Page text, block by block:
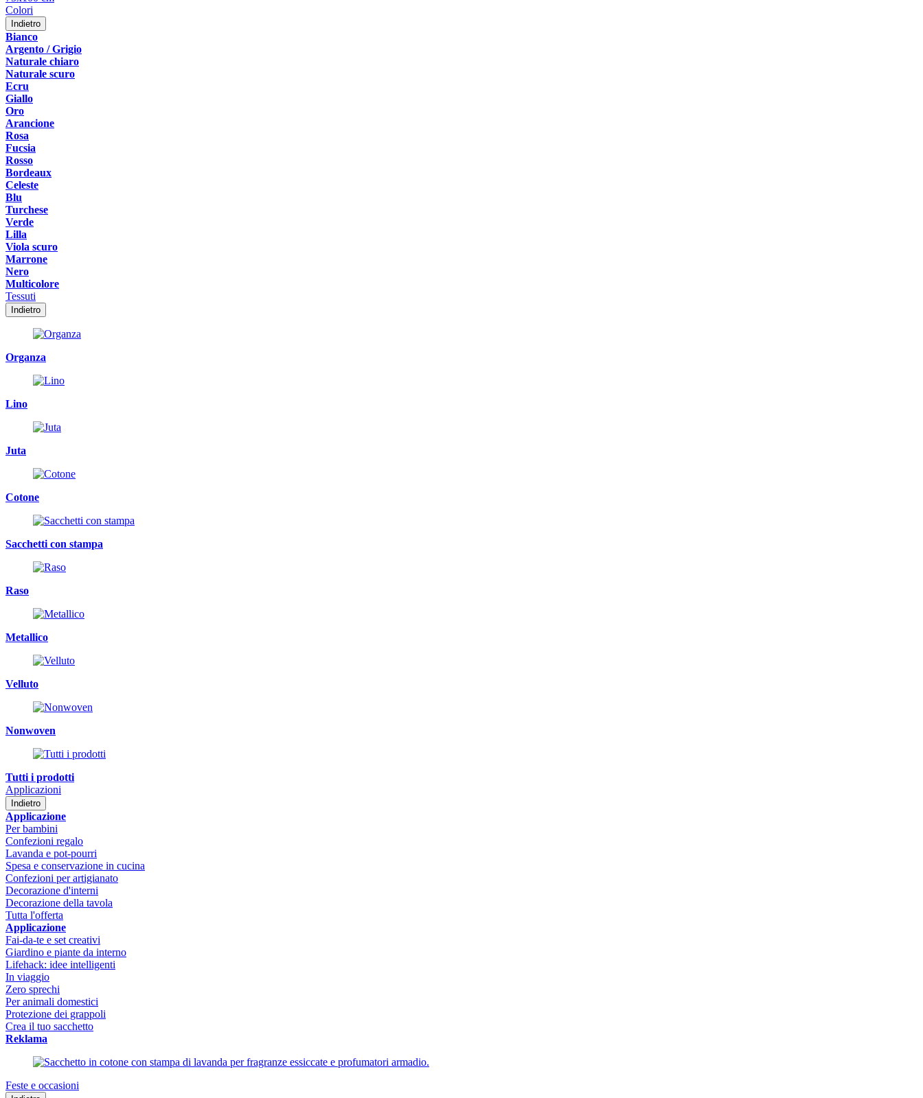
Colori
Indietro
Bianco
Argento / Grigio
Naturale chiaro
Naturale scuro
Ecru
Giallo
Oro
Arancione
Rosa
Fucsia
Rosso
Bordeaux
Celeste
Blu
Turchese
Verde
Lilla
Viola scuro
Marrone
Nero
Multicolore
Tessuti
Indietro
Organza
Lino
Juta
Cotone
Sacchetti con stampa
Raso
Metallico
Velluto
Nonwoven
Tutti i prodotti
Applicazioni
Indietro
Applicazione
Per bambini
Confezioni regalo
Lavanda e pot-pourri
Spesa e conservazione in cucina
Confezioni per artigianato
Decorazione d'interni
Decorazione della tavola
Tutta l'offerta
Applicazione
Fai-da-te e set creativi
Giardino e piante da interno
Lifehack: idee intelligenti
In viaggio
Zero sprechi
Per animali domestici
Protezione dei grappoli
Crea il tuo sacchetto
Reklama
Feste e occasioni